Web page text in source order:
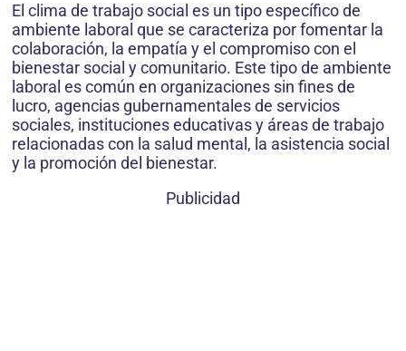
El clima de trabajo social es un tipo específico de
ambiente laboral que se caracteriza por fomentar la
colaboración, la empatía y el compromiso con el
bienestar social y comunitario. Este tipo de ambiente
laboral es común en organizaciones sin fines de
lucro, agencias gubernamentales de servicios
sociales, instituciones educativas y áreas de trabajo
relacionadas con la salud mental, la asistencia social
y la promoción del bienestar.
Publicidad